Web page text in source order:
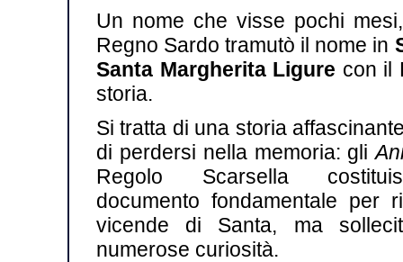
Un nome che visse pochi
Regno Sardo tramutò il nome in
Santa Margherita Ligure con il
storia.
Si tratta di una storia
di perdersi nella memoria: gli
Regolo Scarsella
documento fondamentale per
vicende di Santa, ma
numerose curiosità.